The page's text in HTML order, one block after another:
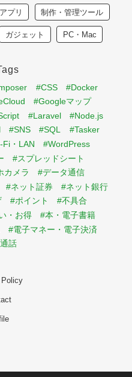
アプリ 制作・管理ツール
ガジェット PC・Mac
#CSS
#Docker
#Googleマップ
#Laravel
#Node.js
#SNS #SQL
#Tasker
Fi・LAN
#WordPress
#スプレッドシート
カメラ
#データ通信
#ネット証券
#ネット銀行
#ポイント
#不具合
・お得
#本・電子書籍
#電子マネー・電子決済
話